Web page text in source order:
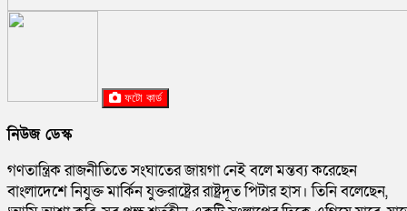
ফটো কার্ড
নিউজ ডেস্ক
গণতান্ত্রিক রাজনীতিতে সংঘাতের জায়গা নেই বলে মন্তব্য করেছেন
বাংলাদেশে নিযুক্ত মার্কিন যুক্তরাষ্ট্রের রাষ্ট্রদূত পিটার হাস। তিনি বলেছেন,